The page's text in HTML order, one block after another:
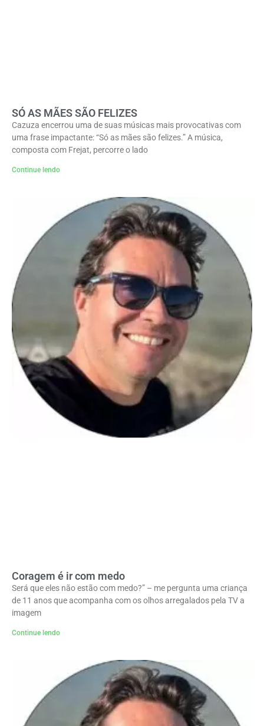
SÓ AS MÃES SÃO FELIZES
Cazuza encerrou uma de suas músicas mais provocativas com
uma frase impactante: “Só as mães são felizes.” A música,
composta com Frejat, percorre o lado
Continue lendo
Coragem é ir com medo
Será que eles não estão com medo?” – me pergunta uma criança
de 11 anos que acompanha com os olhos arregalados pela TV a
imagem
Continue lendo